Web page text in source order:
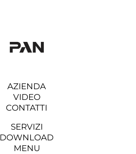
AZIENDA
VIDEO
CONTATTI
SERVIZI
DOWNLOAD
MENU